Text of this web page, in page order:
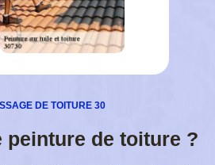
DE TOITURE 30
peinture de toiture ?